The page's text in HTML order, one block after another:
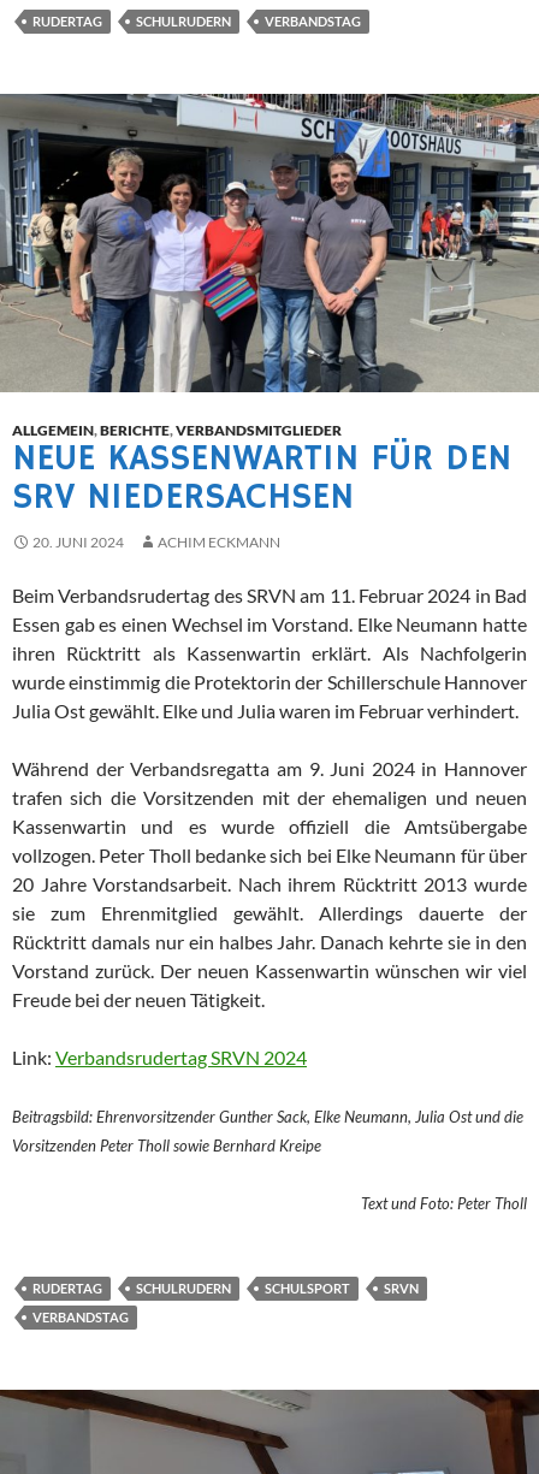
RUDERTAG SCHULRUDERN VERBANDSTAG
ALLGEMEIN,BERICHTE,VERBANDSMITGLIEDER
NEUE KASSENWARTIN FÜR DEN
SRV NIEDERSACHSEN
20. JUNI 2024 ACHIM ECKMANN
Beim Verbandsrudertag des SRVN am 11. Februar 2024 in Bad
Essen gab es einen Wechsel im Vorstand. Elke Neumann hatte
ihren Rücktritt als Kassenwartin erklärt. Als Nachfolgerin
wurde einstimmig die Protektorin der Schillerschule Hannover
Julia Ost gewählt. Elke und Julia waren im Februar verhindert.
Während der Verbandsregatta am 9. Juni 2024 in Hannover
trafen sich die Vorsitzenden mit der ehemaligen und neuen
Kassenwartin und es wurde offiziell die Amtsübergabe
vollzogen. Peter Tholl bedanke sich bei Elke Neumann für über
20 Jahre Vorstandsarbeit. Nach ihrem Rücktritt 2013 wurde
sie zum Ehrenmitglied gewählt. Allerdings dauerte der
Rücktritt damals nur ein halbes Jahr. Danach kehrte sie in den
Vorstand zurück. Der neuen Kassenwartin wünschen wir viel
Freude bei der neuen Tätigkeit.
Link: Verbandsrudertag SRVN 2024
Beitragsbild: Ehrenvorsitzender Gunther Sack, Elke Neumann, Julia Ost und die
Vorsitzenden Peter Tholl sowie Bernhard Kreipe
Text und Foto: Peter Tholl
RUDERTAG SCHULRUDERN SCHULSPORT
SRVN
VERBANDSTAG